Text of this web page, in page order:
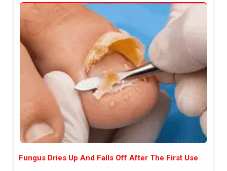
Fungus Dries Up And Falls Off After The First Use